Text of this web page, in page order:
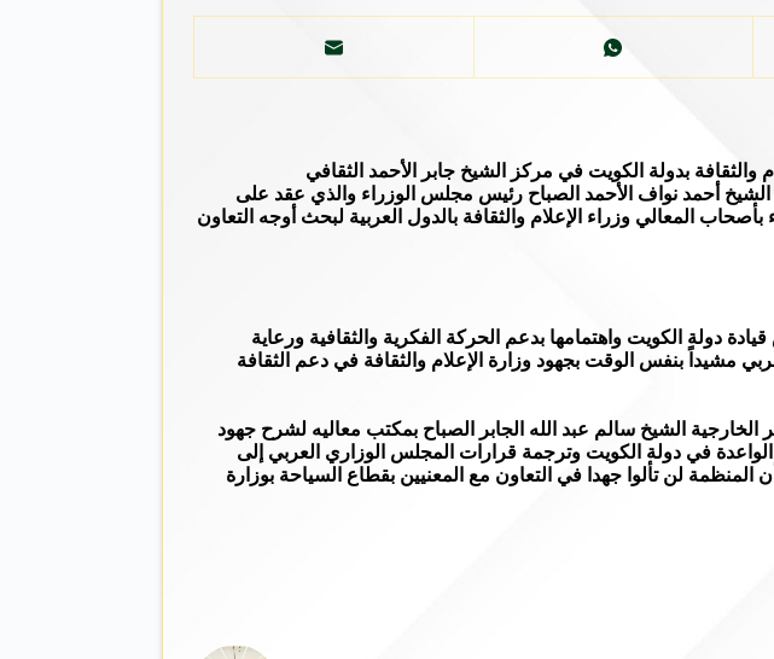
أحمد نواف الأحمد الصباح رئيس مجلس الوزراء والذي عقد على
الوزاري العربي للاعلام والثقافة في دورته ال ١٦ وتم خلاله الالتقاء بأصحاب المعالي وزراء الإعلام والثقافة بالدول العربية لبحث أوجه التعاون
دولة الكويت واهتمامها بدعم الحركة الفكرية والثقافية ورعاية
مشيداً بنفس الوقت بجهود وزارة الإعلام والثقافة في دعم الثقافة
الشيخ سالم عبد الله الجابر الصباح بمكتب معاليه لشرح جهود
في دولة الكويت وترجمة قرارات المجلس الوزاري العربي إلى
لن تألوا جهدا في التعاون مع المعنيين بقطاع السياحة بوزارة